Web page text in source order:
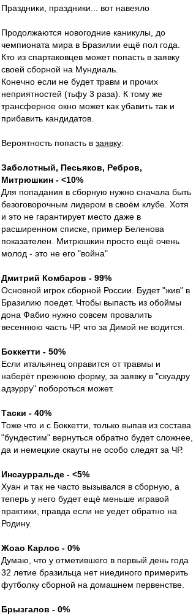
Праздники, праздники... вот навеяло
Продолжаются новогодние каникулы, до
чемпионата мира в Бразилии ещё пол года.
Кто из спартаковцев может попасть в заявку
своей сборной на Мундиаль.
Конечно если не будет травм и прочих
неприятностей (тьфу 3 раза). К тому же
трансферное окно может как убавить так и
прибавить кандидатов.
Вероятность попасть в заявку:
Заболотный, Песьяков, Ребров,
Митрюшкин - <10%
Для попадания в сборную нужно сначала быть
безоговорочным лидером в своём клубе. Хотя
и это не гарантирует место даже в
расширенном списке, пример Беленова
показателен. Митрюшкин просто ещё очень
молод - это не его "война"
Дмитрий Комбаров - 99%
Основной игрок сборной России. Будет "жив" в
Бразилию поедет. Чтобы выпасть из обоймы
дона Фабио нужно совсем провалить
весеннюю часть ЧР, что за Димой не водится.
Боккетти - 50%
Если итальянец оправится от травмы и
наберёт прежнюю форму, за заявку в "скуадру
адзурру" побороться может.
Таски - 40%
Тоже что и с Боккетти, только выпав из состава
"бундестим" вернуться обратно будет сложнее,
да и немецкие скауты не особо следят за ЧР.
Инсаурральде - <5%
Хуан и так не часто вызывался в сборную, а
теперь у него будет ещё меньше игравой
практики, правда если не уедет обратно на
Родину.
Жоао Карлос - 0%
Думаю, что у отметившего в первый день года
32 летие бразильца нет ниединого примерить
футболку сборной на домашнем первенстве.
Брызгалов - 0%